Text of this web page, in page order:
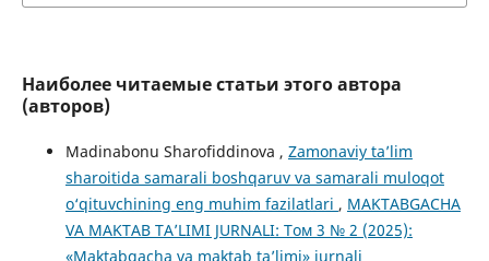
Наиболее читаемые статьи этого автора
(авторов)
Madinabonu Sharofiddinova , Zamonaviy ta’lim
sharoitida samarali boshqaruv va samarali muloqot
o‘qituvchining eng muhim fazilatlari , MAKTABGACHA
VA MAKTAB TA’LIMI JURNALI: Том 3 № 2 (2025):
«Maktabgacha va maktab ta’limi» jurnali